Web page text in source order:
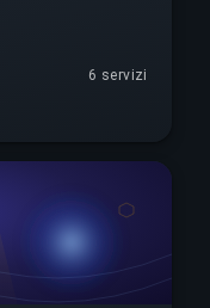
6 servizi